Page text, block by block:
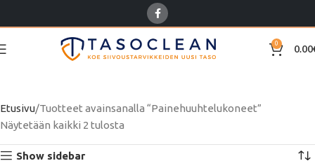
0 0.00
Etusivu Tuotteet avainsanalla “Painehuuhtelukoneet”
Näytetään kaikki 2 tulosta
Show sidebar